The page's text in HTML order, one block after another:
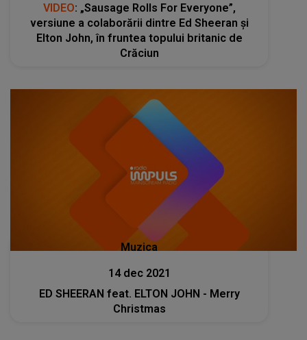
VIDEO: „Sausage Rolls For Everyone”,
versiune a colaborării dintre Ed Sheeran şi
Elton John, în fruntea topului britanic de
Crăciun
Muzica
14 dec 2021
ED SHEERAN feat. ELTON JOHN - Merry
Christmas